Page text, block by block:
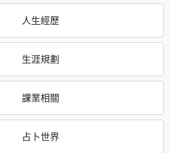
人生經歷
生涯規劃
課業相關
占卜世界